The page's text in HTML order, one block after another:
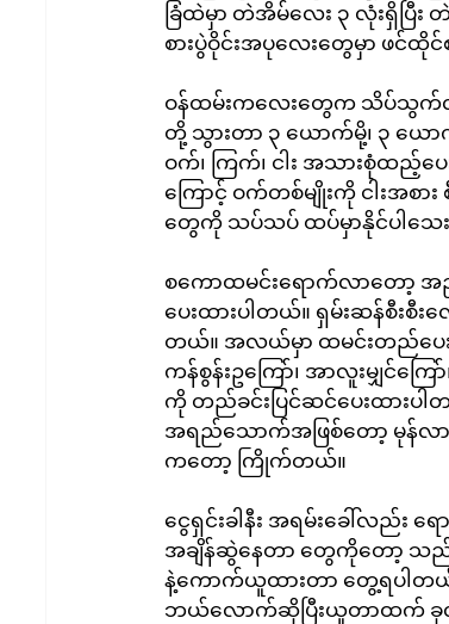
ခြံထဲမှာ တဲအိမ်လေး ၃ လုံးရှိပြီး
စားပွဲဝိုင်းအပုလေးတွေမှာ ဖင်ထိုင်
ဝန်ထမ်းကလေးတွေက သိပ်သွက်လက်
တို့ သွားတာ ၃ ယောက်မို့၊ ၃ ယော
ဝက်၊ ကြက်၊ ငါး အသားစုံထ
ကြောင့် ဝက်တစ်မျိုးကို ငါးအစား
တွေကို သပ်သပ် ထပ်မှာနိုင်ပါသေ
စကောထမင်းရောက်လာတော့ အ
ပေးထားပါတယ်။ ရှမ်းဆန်စီးစီ
တယ်။ အလယ်မှာ ထမင်းတည်ပေးပ
ကန်စွန်းဥကြော်၊ အာလူးမျှင်ကြ
ကို တည်ခင်းပြင်ဆင်ပေးထား
အရည်သောက်အဖြစ်တော့ မုန်လာ
ကတော့ ကြိုက်တယ်။
ငွေရှင်းခါနီး အရမ်းခေါ်လည်း
အချိန်ဆွဲနေတာ တွေကိုတော့ သည်
နဲ့ကောက်ယူထားတာ တွေ့ရပါ
ဘယ်လောက်ဆိုပြီးယူတာထက် ခု